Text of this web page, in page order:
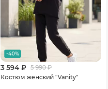
-40%
3 594 ₽ 5 990₽
Костюм женский "Vanity"